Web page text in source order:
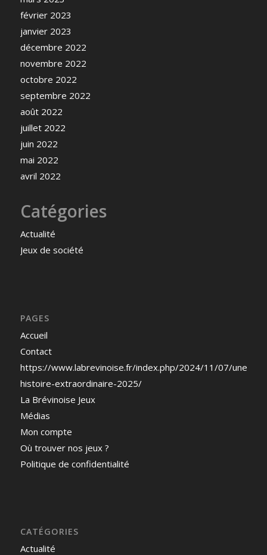
février 2023
janvier 2023
décembre 2022
novembre 2022
octobre 2022
septembre 2022
août 2022
juillet 2022
juin 2022
mai 2022
avril 2022
Catégories
Actualité
Jeux de société
PAGES
Accueil
Contact
https://www.labrevinoise.fr/index.php/2024/11/07/une-
histoire-extraordinaire-2025/
La Brévinoise Jeux
Médias
Mon compte
Où trouver nos jeux ?
Politique de confidentialité
CATÉGORIES
Actualité